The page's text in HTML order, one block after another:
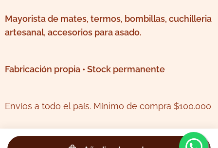
Mayorista de mates, termos, bombillas, cuchilleria
artesanal, accesorios para asado.
Fabricación propia • Stock permanente
Envíos a todo el país. Mínimo de compra $100.000